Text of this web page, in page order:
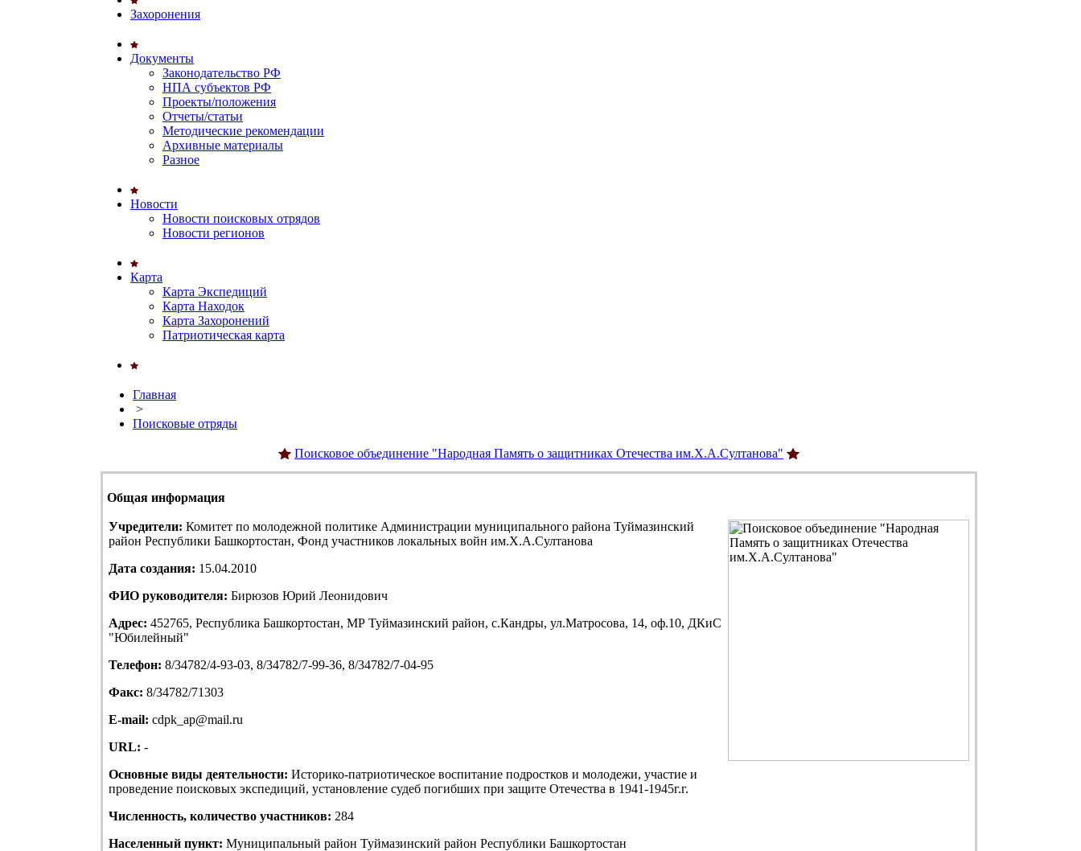
Захоронения
Документы
Законодательство РФ
НПА субъектов РФ
Проекты/положения
Отчеты/статьи
Методические рекомендации
Архивные материалы
Разное
Новости
Новости поисковых отрядов
Новости регионов
Карта
Карта Экспедиций
Карта Находок
Карта Захоронений
Патриотическая карта
Главная
>
Поисковые отряды
Поисковое объединение "Народная Память о защитниках Отечества им.Х.А.Султанова"
Общая информация
Учредители: Комитет по молодежной политике Администрации муниципального района Туймазинский
район Республики Башкортостан, Фонд участников локальных войн им.Х.А.Султанова
Дата создания: 15.04.2010
ФИО руководителя: Бирюзов Юрий Леонидович
Адрес: 452765, Республика Башкортостан, МР Туймазинский район, с.Кандры, ул.Матросова, 14, оф.10, ДКиС
"Юбилейный"
Телефон: 8/34782/4-93-03, 8/34782/7-99-36, 8/34782/7-04-95
Факс: 8/34782/71303
E-mail: cdpk_ap@mail.ru
URL: -
Основные виды деятельности: Историко-патриотическое воспитание подростков и молодежи, участие и
проведение поисковых экспедиций, установление судеб погибших при защите Отечества в 1941-1945г.г.
Численность, количество участников: 284
Населенный пункт: Муниципальный район Туймазинский район Республики Башкортостан